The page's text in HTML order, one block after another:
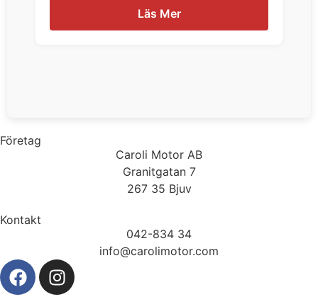
Läs Mer
Företag
Caroli Motor AB
Granitgatan 7
267 35 Bjuv
Kontakt
042-834 34
info@carolimotor.com